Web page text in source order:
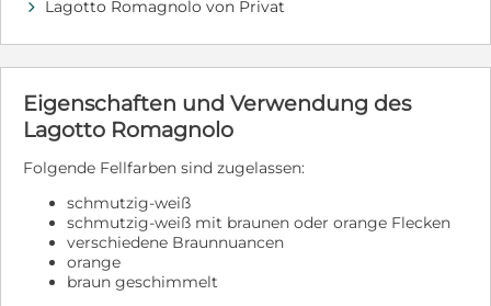
Lebens mit unseren Hunden, Geburt, Aufzucht,
bieten ausserdem Trüffelkurse in Österreich, der
Schweiz und in Frankreich an und führen
Groomingseminare online durch. Wir freuen uns sehr
über Ihre Anfrage. Avelyn und Gilles Pugibet von
Lagotto Passion #welpen #lagottopassion #dog
#chien
d Lagotto Romagnolo von Privat
Eigenschaften und Verwendung des
Lagotto Romagnolo
Folgende Fellfarben sind zugelassen:
schmutzig-weiß
schmutzig-weiß mit braunen oder orange Flecken
verschiedene Braunnuancen
orange
braun geschimmelt